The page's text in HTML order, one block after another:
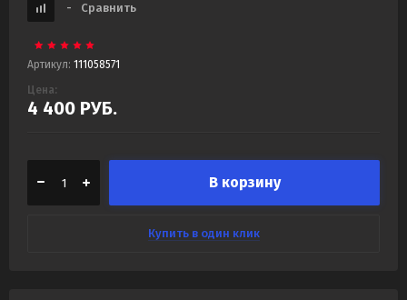
- Сравнить
Артикул: 111058571
Цена:
4 400 РУБ.
В корзину
Купить в один клик